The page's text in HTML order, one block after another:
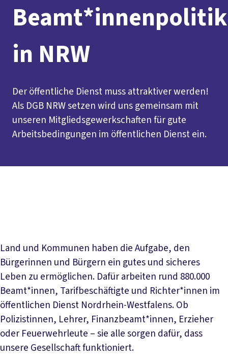
Beamt*innenpolitik
in NRW
Der öffentliche Dienst muss attraktiver werden!
Als DGB NRW setzen wird uns gemeinsam mit
unseren Mitgliedsgewerkschaften für gute
Arbeitsbedingungen im öffentlichen Dienst ein.
Land und Kommunen haben die Aufgabe, den
Bürgerinnen und Bürgern ein gutes und sicheres
Leben zu ermöglichen. Dafür arbeiten rund 880.000
Beamt*innen, Tarifbeschäftigte und Richter*innen im
öffentlichen Dienst Nordrhein-Westfalens. Ob
Polizistinnen, Lehrer, Finanzbeamt*innen, Erzieher
oder Feuerwehrleute – sie alle sorgen dafür, dass
unsere Gesellschaft funktioniert.